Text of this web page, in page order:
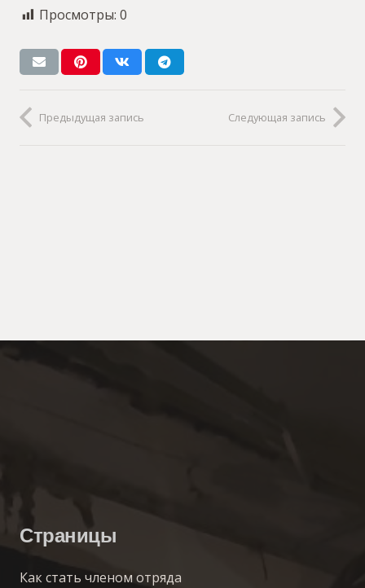
Просмотры: 0
Предыдущая запись Следующая запись
Страницы
Как стать членом отряда